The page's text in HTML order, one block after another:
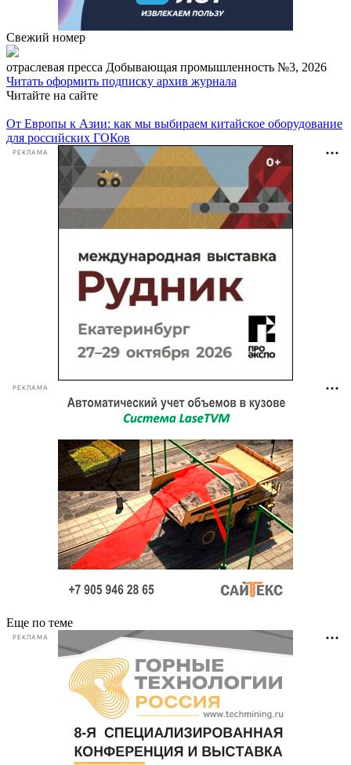
Свежий номер
отраcлевая пресса Добывающая промышленность №3, 2026
Читать оформить подписку архив журнала
Читайте на сайте
От Европы к Азии: как мы выбираем китайское оборудование
для российских ГОКов
РЕКЛАМА
РЕКЛАМА
Еще по теме
РЕКЛАМА